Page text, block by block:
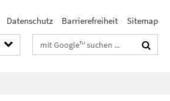
Datenschutz Barrierefreiheit Sitemap
Suchbegriffe